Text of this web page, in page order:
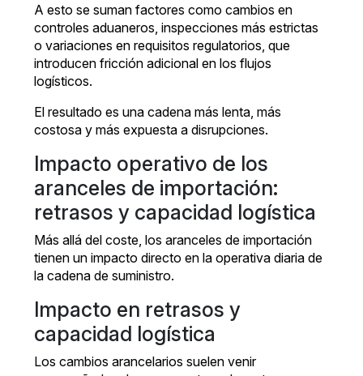
A esto se suman factores como cambios en
controles aduaneros, inspecciones más estrictas
o variaciones en requisitos regulatorios, que
introducen fricción adicional en los flujos
logísticos.
El resultado es una cadena más lenta, más
costosa y más expuesta a disrupciones.
Impacto operativo de los
aranceles de importación:
retrasos y capacidad logística
Más allá del coste, los aranceles de importación
tienen un impacto directo en la operativa diaria de
la cadena de suministro.
Impacto en retrasos y
capacidad logística
Los cambios arancelarios suelen venir